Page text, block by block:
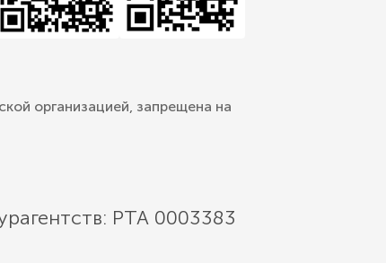
организацией, запрещена на
РТА 0003383